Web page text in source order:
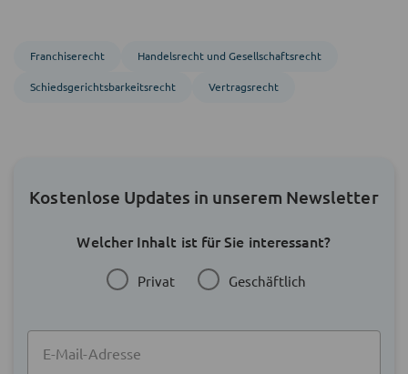
Franchise­recht Handels­recht und Gesellschafts­recht
Schiedsgerichts­barkeitsrecht Vertragsrecht
Kostenlose Updates in unserem Newsletter
Welcher Inhalt ist für Sie interessant?
Privat Geschäftlich